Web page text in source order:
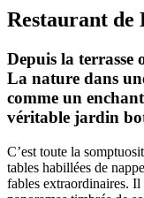
Restaurant de
Depuis la
La nature dans
comme un
véritable jardin
C’est toute la
tables habillées de
fables extraordinaires. Il